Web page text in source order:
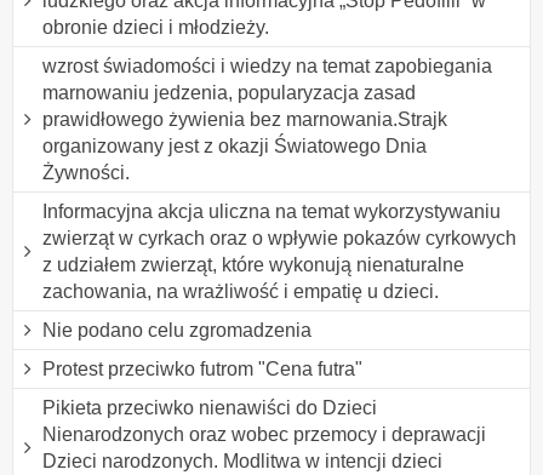
obronie dzieci i młodzieży.
wzrost świadomości i wiedzy na temat zapobiegania
marnowaniu jedzenia, popularyzacja zasad
prawidłowego żywienia bez marnowania.Strajk
organizowany jest z okazji Światowego Dnia
Żywności.
Informacyjna akcja uliczna na temat wykorzystywaniu
zwierząt w cyrkach oraz o wpływie pokazów cyrkowych
z udziałem zwierząt, które wykonują nienaturalne
zachowania, na wrażliwość i empatię u dzieci.
Nie podano celu zgromadzenia
Protest przeciwko futrom "Cena futra"
Pikieta przeciwko nienawiści do Dzieci
Nienarodzonych oraz wobec przemocy i deprawacji
Dzieci narodzonych. Modlitwa w intencji dzieci